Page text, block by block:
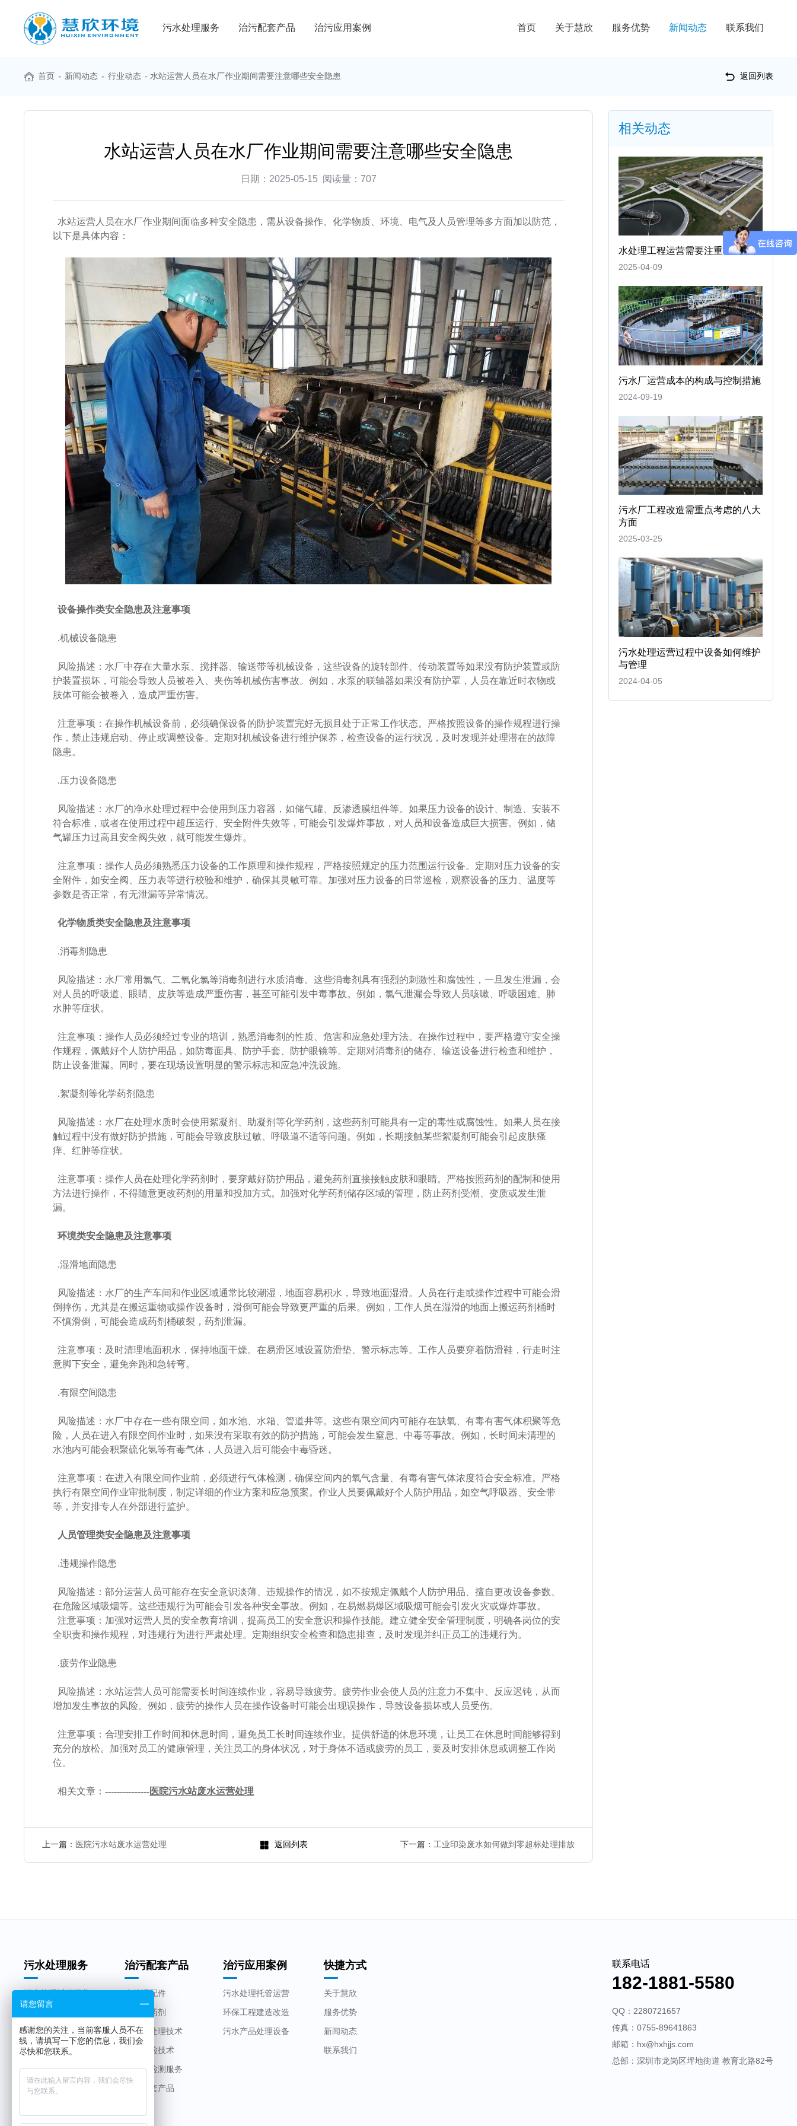
污水处理服务 治污配套产品 治污应用案例 首页 关于慧欣 服务优势 新闻动态 联系我们
首页 - 新闻动态 - 行业动态 - 水站运营人员在水厂作业期间需要注意哪些安全隐患 返回列表
水站运营人员在水厂作业期间需要注意哪些安全隐患
日期：2025-05-15 阅读量： 707
水站运营人员在水厂作业期间面临多种安全隐患，需从设备操作、化学物质、环境、电气及人员管理等多方面加以防范，
以下是具体内容：
设备操作类安全隐患及注意事项
.机械设备隐患
风险描述：水厂中存在大量水泵、搅拌器、输送带等机械设备，这些设备的旋转部件、传动装置等如果没有防护装置或防
护装置损坏，可能会导致人员被卷入、夹伤等机械伤害事故。例如，水泵的联轴器如果没有防护罩，人员在靠近时衣物或
肢体可能会被卷入，造成严重伤害。
注意事项：在操作机械设备前，必须确保设备的防护装置完好无损且处于正常工作状态。严格按照设备的操作规程进行操
作，禁止违规启动、停止或调整设备。定期对机械设备进行维护保养，检查设备的运行状况，及时发现并处理潜在的故障
隐患。
.压力设备隐患
风险描述：水厂的净水处理过程中会使用到压力容器，如储气罐、反渗透膜组件等。如果压力设备的设计、制造、安装不
符合标准，或者在使用过程中超压运行、安全附件失效等，可能会引发爆炸事故，对人员和设备造成巨大损害。例如，储
气罐压力过高且安全阀失效，就可能发生爆炸。
注意事项：操作人员必须熟悉压力设备的工作原理和操作规程，严格按照规定的压力范围运行设备。定期对压力设备的安
全附件，如安全阀、压力表等进行校验和维护，确保其灵敏可靠。加强对压力设备的日常巡检，观察设备的压力、温度等
参数是否正常，有无泄漏等异常情况。
化学物质类安全隐患及注意事项
.消毒剂隐患
风险描述：水厂常用氯气、二氧化氯等消毒剂进行水质消毒。这些消毒剂具有强烈的刺激性和腐蚀性，一旦发生泄漏，会
对人员的呼吸道、眼睛、皮肤等造成严重伤害，甚至可能引发中毒事故。例如，氯气泄漏会导致人员咳嗽、呼吸困难、肺
水肿等症状。
注意事项：操作人员必须经过专业的培训，熟悉消毒剂的性质、危害和应急处理方法。在操作过程中，要严格遵守安全操
作规程，佩戴好个人防护用品，如防毒面具、防护手套、防护眼镜等。定期对消毒剂的储存、输送设备进行检查和维护，
防止设备泄漏。同时，要在现场设置明显的警示标志和应急冲洗设施。
.絮凝剂等化学药剂隐患
风险描述：水厂在处理水质时会使用絮凝剂、助凝剂等化学药剂，这些药剂可能具有一定的毒性或腐蚀性。如果人员在接
触过程中没有做好防护措施，可能会导致皮肤过敏、呼吸道不适等问题。例如，长期接触某些絮凝剂可能会引起皮肤瘙
痒、红肿等症状。
注意事项：操作人员在处理化学药剂时，要穿戴好防护用品，避免药剂直接接触皮肤和眼睛。严格按照药剂的配制和使用
方法进行操作，不得随意更改药剂的用量和投加方式。加强对化学药剂储存区域的管理，防止药剂受潮、变质或发生泄
漏。
环境类安全隐患及注意事项
.湿滑地面隐患
风险描述：水厂的生产车间和作业区域通常比较潮湿，地面容易积水，导致地面湿滑。人员在行走或操作过程中可能会滑
倒摔伤，尤其是在搬运重物或操作设备时，滑倒可能会导致更严重的后果。例如，工作人员在湿滑的地面上搬运药剂桶时
不慎滑倒，可能会造成药剂桶破裂，药剂泄漏。
注意事项：及时清理地面积水，保持地面干燥。在易滑区域设置防滑垫、警示标志等。工作人员要穿着防滑鞋，行走时注
意脚下安全，避免奔跑和急转弯。
.有限空间隐患
风险描述：水厂中存在一些有限空间，如水池、水箱、管道井等。这些有限空间内可能存在缺氧、有毒有害气体积聚等危
险，人员在进入有限空间作业时，如果没有采取有效的防护措施，可能会发生窒息、中毒等事故。例如，长时间未清理的
水池内可能会积聚硫化氢等有毒气体，人员进入后可能会中毒昏迷。
注意事项：在进入有限空间作业前，必须进行气体检测，确保空间内的氧气含量、有毒有害气体浓度符合安全标准。严格
执行有限空间作业审批制度，制定详细的作业方案和应急预案。作业人员要佩戴好个人防护用品，如空气呼吸器、安全带
等，并安排专人在外部进行监护。
人员管理类安全隐患及注意事项
.违规操作隐患
风险描述：部分运营人员可能存在安全意识淡薄、违规操作的情况，如不按规定佩戴个人防护用品、擅自更改设备参数、
在危险区域吸烟等。这些违规行为可能会引发各种安全事故。例如，在易燃易爆区域吸烟可能会引发火灾或爆炸事故。
注意事项：加强对运营人员的安全教育培训，提高员工的安全意识和操作技能。建立健全安全管理制度，明确各岗位的安
全职责和操作规程，对违规行为进行严肃处理。定期组织安全检查和隐患排查，及时发现并纠正员工的违规行为。
.疲劳作业隐患
风险描述：水站运营人员可能需要长时间连续作业，容易导致疲劳。疲劳作业会使人员的注意力不集中、反应迟钝，从而
增加发生事故的风险。例如，疲劳的操作人员在操作设备时可能会出现误操作，导致设备损坏或人员受伤。
注意事项：合理安排工作时间和休息时间，避免员工长时间连续作业。提供舒适的休息环境，让员工在休息时间能够得到
充分的放松。加强对员工的健康管理，关注员工的身体状况，对于身体不适或疲劳的员工，要及时安排休息或调整工作岗
位。
相关文章：---------------医院污水站废水运营处理
上一篇： 医院污水站废水运营处理 返回列表 下一篇： 工业印染废水如何做到零超标处理排放
相关动态
水处理工程运营需要注重哪些事项
2025-04-09
污水厂运营成本的构成与控制措施
2024-09-19
污水厂工程改造需重点考虑的八大
方面
2025-03-25
污水处理运营过程中设备如何维护
与管理
2024-04-05
污水处理服务
污水处理托管运营
污水处理产品设备
治污配套产品
水处理配件
水处理药剂
生物水处理技术
智慧快检技术
第三方检测服务
工程配套产品
治污应用案例
污水处理托管运营
环保工程建造改造
污水产品处理设备
快捷方式
关于慧欣
服务优势
新闻动态
联系我们
联系电话
182-1881-5580
QQ：2280721657
传真：0755-89641863
邮箱：hx@hxhjjs.com
总部：深圳市龙岗区坪地街道 教育北路82号
请您留言
感谢您的关注，当前客服人员不在
线，请填写一下您的信息，我们会
尽快和您联系。